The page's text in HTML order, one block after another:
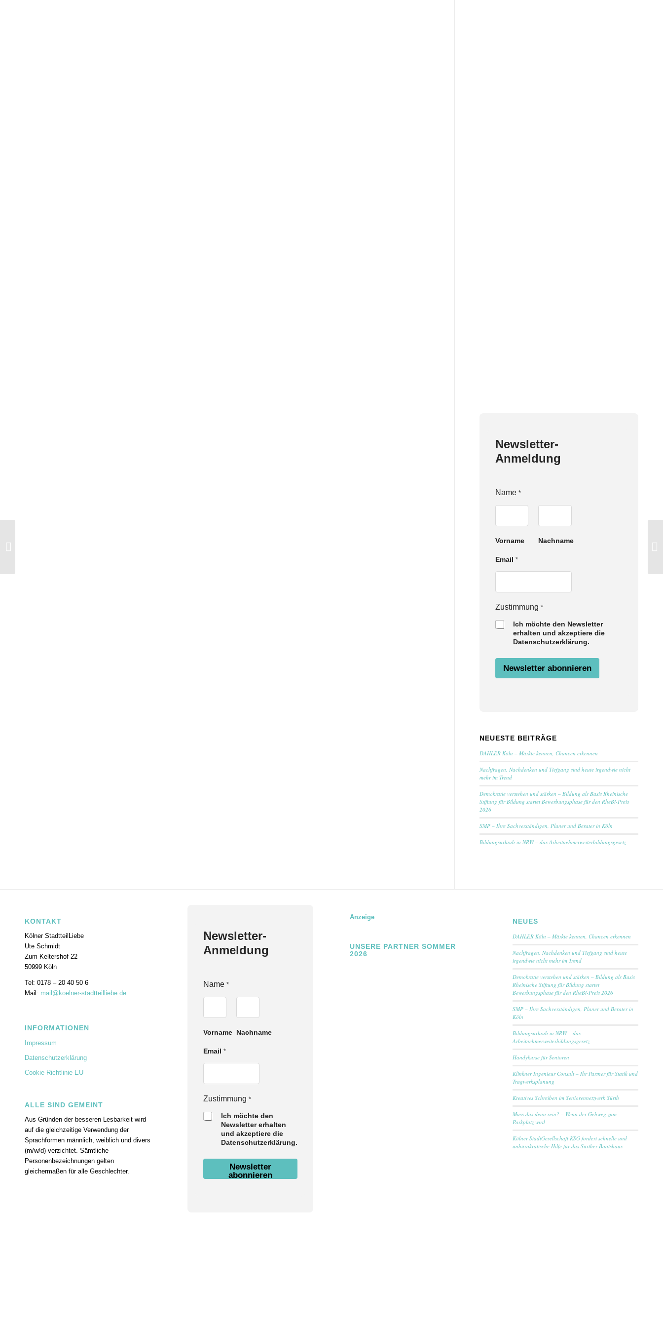
Newsletter-
Anmeldung
Name *
Vorname Nachname
Z
m
u
n
a
Email *
Zustimmung *
Ich möchte den Newsletter
erhalten und akzeptiere die
Datenschutzerklärung.
Newsletter abonnieren
NEUESTE BEITRÄGE
DAHLER Köln – Märkte kennen, Chancen erkennen
Nachfragen, Nachdenken und Tiefgang sind heute irgendwie nicht
mehr im Trend
Demokratie verstehen und stärken – Bildung als Basis Rheinische
Stiftung für Bildung startet Bewerbungsphase für den RheBi-Preis
2026
SMP – Ihre Sachverständigen, Planer und Berater in Köln
Bildungsurlaub in NRW – das Arbeitnehmerweiterbildungsgesetz
KONTAKT
Kölner StadtteilLiebe
Ute Schmidt
Zum Keltershof 22
50999 Köln
Tel: 0178 – 20 40 50 6
Mail: mail@koelner-stadtteilliebe.de
INFORMATIONEN
Impressum
Datenschutzerklärung
Cookie-Richtlinie EU
ALLE SIND GEMEINT
Aus Gründen der besseren Lesbarkeit wird
auf die gleichzeitige Verwendung der
Sprachformen männlich, weiblich und divers
(m/w/d) verzichtet. Sämtliche
Personenbezeichnungen gelten
gleichermaßen für alle Geschlechter.
Newsletter-
Anmeldung
Name *
Vorname Nachname
Email *
N
t
m
Zustimmung *
Ich möchte den
Newsletter erhalten
und akzeptiere die
Datenschutzerklärung.
Newsletter
abonnieren
Anzeige
UNSERE PARTNER SOMMER
2026
NEUES
DAHLER Köln – Märkte kennen, Chancen erkennen
Nachfragen, Nachdenken und Tiefgang sind heute
irgendwie nicht mehr im Trend
Demokratie verstehen und stärken – Bildung als Basis
Rheinische Stiftung für Bildung startet
Bewerbungsphase für den RheBi-Preis 2026
SMP – Ihre Sachverständigen, Planer und Berater in
Köln
Bildungsurlaub in NRW – das
Arbeitnehmerweiterbildungsgesetz
Handykurse für Senioren
Klinkner Ingenieur Consult – Ihr Partner für Statik und
Tragwerksplanung
Kreatives Schreiben im Seniorennetzwerk Sürth
Muss das denn sein? – Wenn der Gehweg zum
Parkplatz wird
Kölner StadtGesellschaft KSG fordert schnelle und
unbürokratische Hilfe für das Sürther Bootshaus